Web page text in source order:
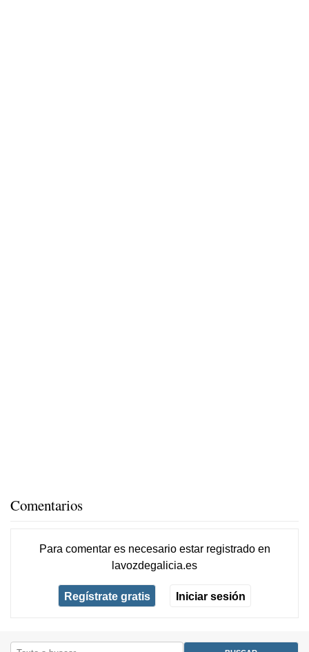
Comentarios
Para comentar es necesario estar registradoen
lavozdegalicia.es
Regístrate gratis Iniciar sesión